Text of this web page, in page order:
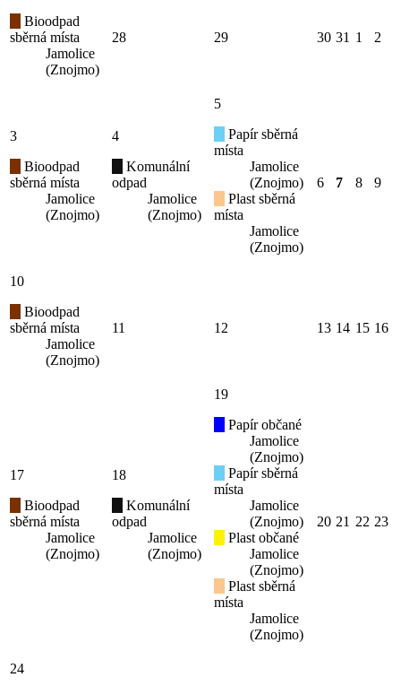
Bioodpad
sběrná místa
Jamolice
(Znojmo)
28 29 30 31 1 2
3
Bioodpad
sběrná místa
Jamolice
(Znojmo)
4
Komunální
odpad
Jamolice
(Znojmo)
5
Papír sběrná
místa
Jamolice
(Znojmo)
Plast sběrná
místa
Jamolice
(Znojmo)
6 7 8 9
10
Bioodpad
sběrná místa
Jamolice
(Znojmo)
11 12 13 14 15 16
17
Bioodpad
sběrná místa
Jamolice
(Znojmo)
18
Komunální
odpad
Jamolice
(Znojmo)
19
Papír občané
Jamolice
(Znojmo)
Papír sběrná
místa
Jamolice
(Znojmo)
Plast občané
Jamolice
(Znojmo)
Plast sběrná
místa
Jamolice
(Znojmo)
20 21 22 23
24